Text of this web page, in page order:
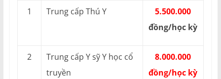
1 Trung cấp Thú Y
5.500.000
đồng/học kỳ
2
Trung cấp Y sỹ Y học cổ
truyền
8.000.000
đồng/học kỳ